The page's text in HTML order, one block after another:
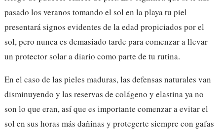
pasado los veranos tomando el sol en la playa tu piel
presentará signos evidentes de la edad propiciados por el
sol, pero nunca es demasiado tarde para comenzar a llevar
un protector solar a diario como parte de tu rutina.
En el caso de las pieles maduras, las defensas naturales van
disminuyendo y las reservas de colágeno y elastina ya no
son lo que eran, así que es importante comenzar a evitar el
sol en sus horas más dañinas y protegerte siempre con gafas